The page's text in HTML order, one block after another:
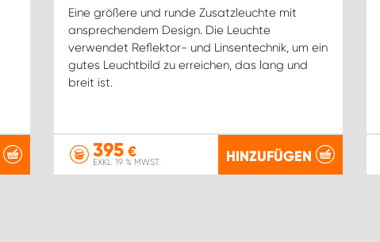
Eine größere und runde Zusatzleuchte mit
ansprechendem Design. Die Leuchte
verwendet Reflektor- und Linsentechnik, um ein
gutes Leuchtbild zu erreichen, das lang und
breit ist.
395€
EXKL. 19 % MWST. HINZUFÜGEN